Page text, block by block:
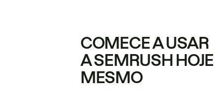
COMECE A USAR
A SEMRUSH HOJE
MESMO